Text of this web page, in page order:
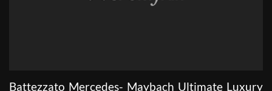
Battezzato Mercedes- Maybach Ultimate Luxury